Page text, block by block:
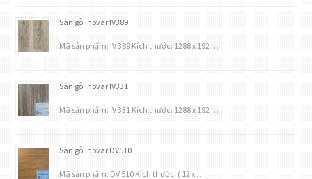
Sàn gỗ inovar IV389
Mã sản phẩm: IV 389 Kích thước: 1288 x 192 …
Sàn gỗ Inovar IV331
Mã sản phẩm: IV 331 Kích thước: 1288 x 192 …
Sàn gỗ Inovar DV510
Mã sản phẩm: DV 510 Kích thước: ( 12 x …